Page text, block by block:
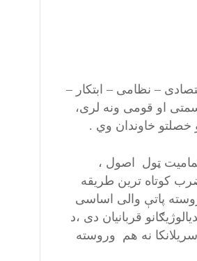
– نظامی – ابتکار –
او قومی ونه لری،
ټول اصول ،
کوتاه ترین طریقه
دی ، او دوروسته پاتې والی اساسی
قربانیان دی ،د
نه هم وروسته